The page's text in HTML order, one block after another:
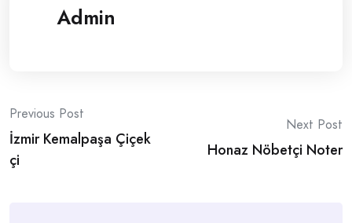
Admin
Post
navigation
Previous Post
İzmir Kemalpaşa Çiçek
çi
Next Post
Honaz Nöbetçi Noter